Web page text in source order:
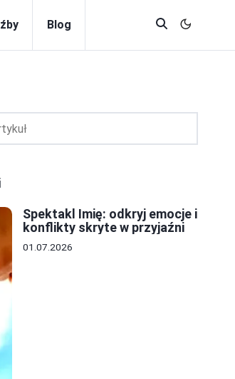
Blog
Spektakl Imię: odkryj emocje i
konflikty skryte w przyjaźni
01.07.2026